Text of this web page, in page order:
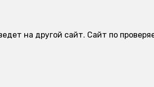
на другой сайт. Сайт по